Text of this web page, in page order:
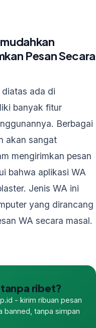
Pesan Secara
ada di
banyak fitur
Berbagai
akan sangat
mengirimkan pesan
bahwa aplikasi WA
Jenis WA ini
yang dirancang
WA secara masal.
tanpa ribet?
- kirim ribuan pesan
banned, tanpa simpan